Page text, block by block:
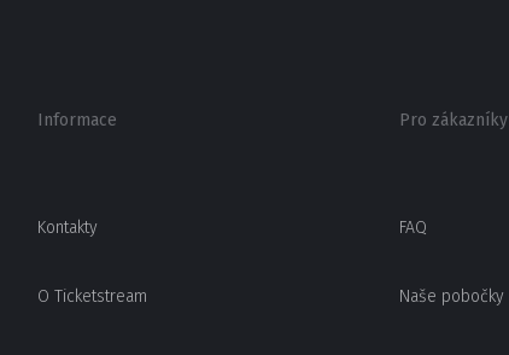
Informace
Kontakty
O Ticketstream
Pro zákazníky
FAQ
Naše pobočky